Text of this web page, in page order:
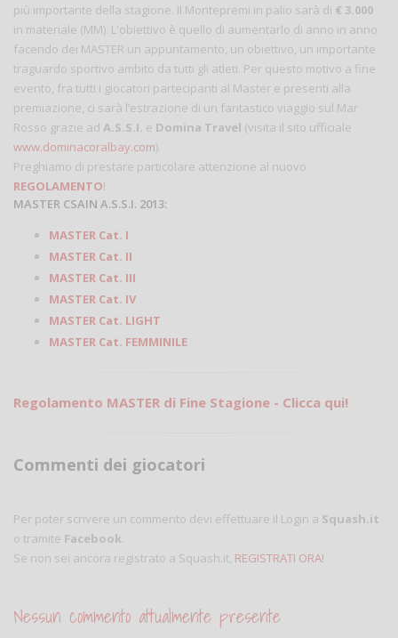
più importante della stagione. Il Montepremi in palio sarà di € 3.000
in materiale (MM). L'obiettivo è quello di aumentarlo di anno in anno
facendo dei MASTER un appuntamento, un obiettivo, un importante
traguardo sportivo ambito da tutti gli atleti. Per questo motivo a fine
evento, fra tutti i giocatori partecipanti al Master e presenti alla
premiazione, ci sarà l’estrazione di un fantastico viaggio sul Mar
Rosso grazie ad A.S.S.I. e Domina Travel (visita il sito ufficiale
www.dominacoralbay.com).
Preghiamo di prestare particolare attenzione al nuovo
REGOLAMENTO!
MASTER CSAIN A.S.S.I. 2013:
MASTER Cat. I
MASTER Cat. II
MASTER Cat. III
MASTER Cat. IV
MASTER Cat. LIGHT
MASTER Cat. FEMMINILE
Regolamento MASTER di Fine Stagione - Clicca qui!
Commenti dei giocatori
Per poter scrivere un commento devi effettuare il Login a Squash.it
o tramite Facebook.
Se non sei ancora registrato a Squash.it, REGISTRATI ORA!
Nessun commento attualmente presente